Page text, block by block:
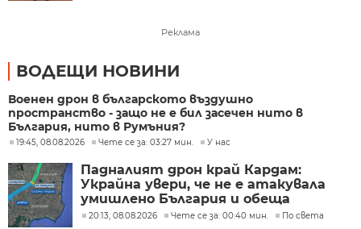
Реклама
ВОДЕЩИ НОВИНИ
Военен дрон в българското въздушно
пространство - защо не е бил засечен нито в
България, нито в Румъния?
19:45, 08.08.2026 Чете се за: 03:27 мин. У нас
Падналият дрон край Кардам:
Украйна увери, че не е атакувала
умишлено България и обеща
разследване
20:13, 08.08.2026 Чете се за: 00:40 мин. По света